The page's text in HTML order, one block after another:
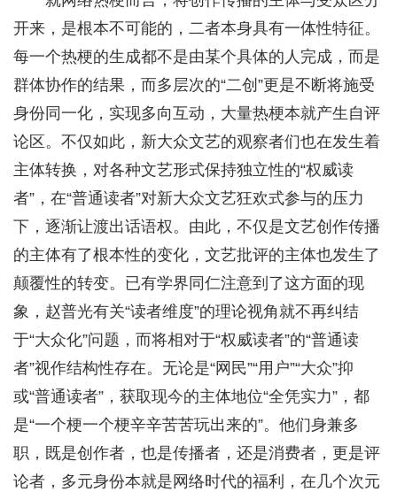
开来，是根本不可能的，二者本身具有一体性特征。
每一个热梗的生成都不是由某个具体的人完成，而是
群体协作的结果，而多层次的“二创”更是不断将施受
身份同一化，实现多向互动，大量热梗本就产生自评
论区。不仅如此，新大众文艺的观察者们也在发生着
主体转换，对各种文艺形式保持独立性的“权威读
者”，在“普通读者”对新大众文艺狂欢式参与的压力
下，逐渐让渡出话语权。由此，不仅是文艺创作传播
的主体有了根本性的变化，文艺批评的主体也发生了
颠覆性的转变。已有学界同仁注意到了这方面的现
象，赵普光有关“读者维度”的理论视角就不再纠结
于“大众化”问题，而将相对于“权威读者”的“普通读
者”视作结构性存在。无论是“网民”“用户”“大众”抑
或“普通读者”，获取现今的主体地位“全凭实力”，都
是“一个梗一个梗辛辛苦苦玩出来的”。他们身兼多
职，既是创作者，也是传播者，还是消费者，更是评
论者，多元身份本就是网络时代的福利，在几个次元